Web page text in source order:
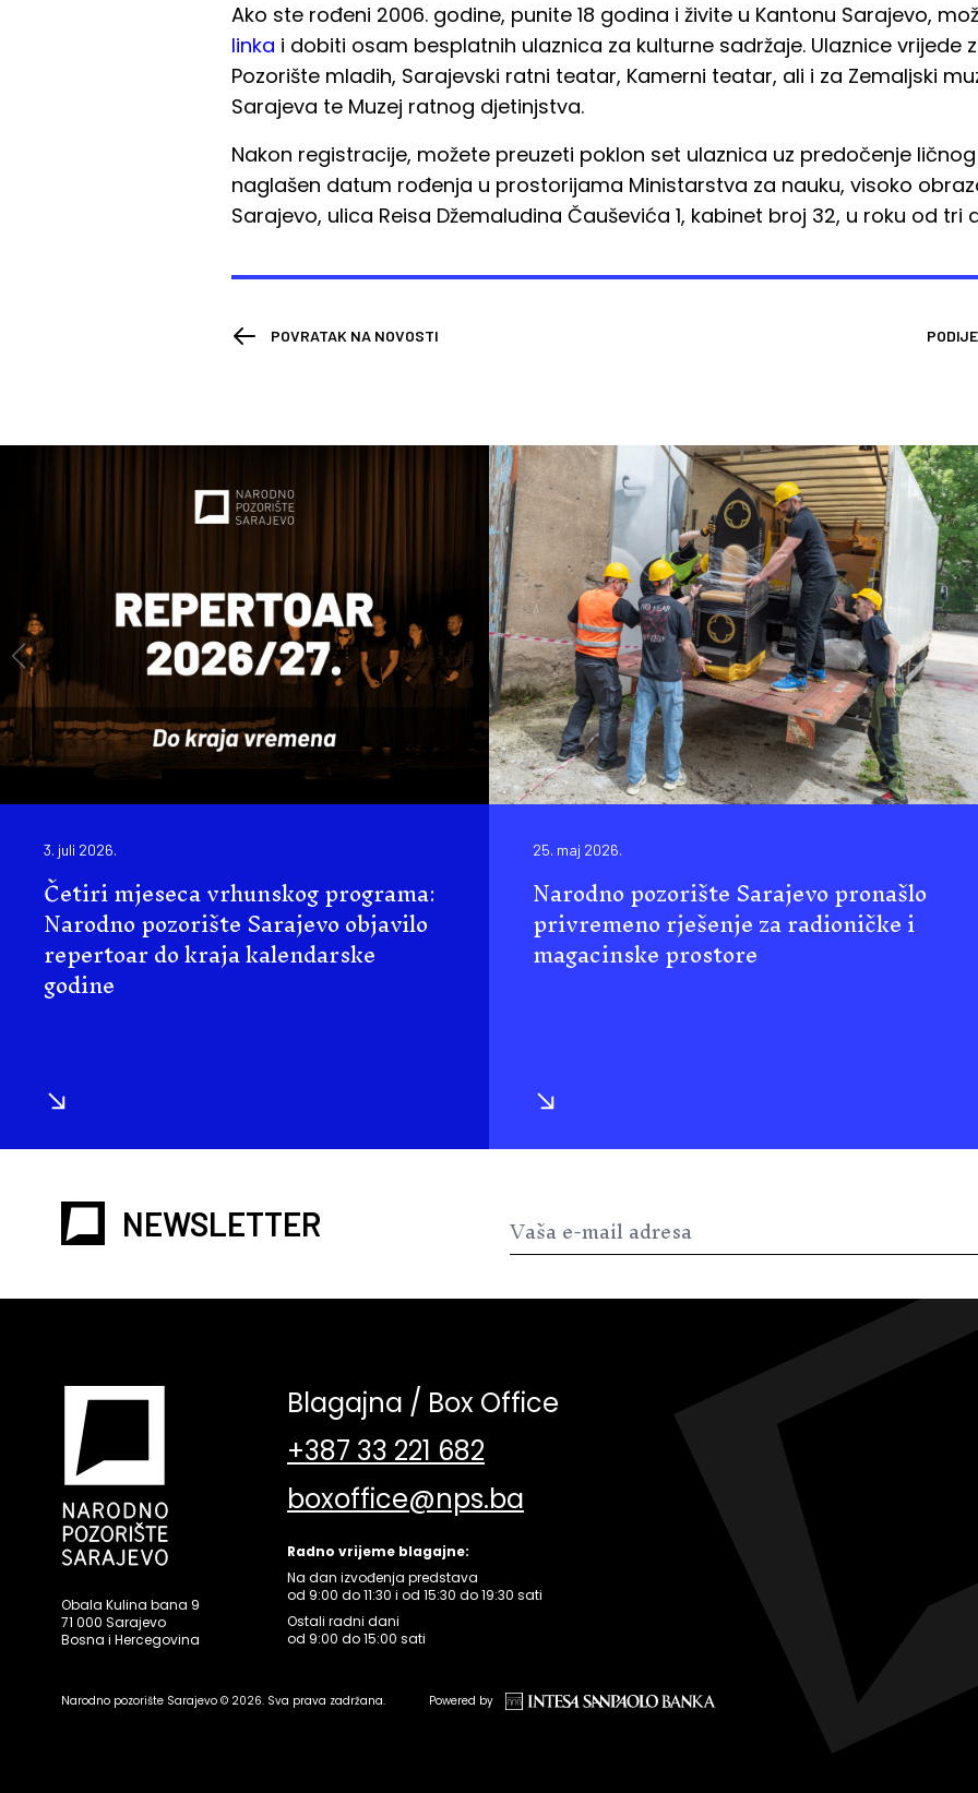
Ako ste rođeni 2006. godine, punite 18 godina i živite u Kantonu Sarajevo,
linka i dobiti osam besplatnih ulaznica za kulturne sadržaje. Ulaznice vrijede
Pozorište mladih, Sarajevski ratni teatar, Kamerni teatar, ali i za Zemaljski
Sarajeva te Muzej ratnog djetinjstva.
Nakon registracije, možete preuzeti poklon set ulaznica uz predočenje
naglašen datum rođenja u prostorijama Ministarstva za nauku, visoko
Sarajevo, ulica Reisa Džemaludina Čauševića 1, kabinet broj 32, u roku od
POVRATAK NA NOVOSTI
3. juli 2026.
Četiri mjeseca vrhunskog programa:
Narodno pozorište Sarajevo objavilo
repertoar do kraja kalendarske
godine
25. maj 2026.
Narodno pozorište Sarajevo pronašlo
privremeno rješenje za radioničke i
magacinske prostore
NEWSLETTER
Obala Kulina bana 9
71 000 Sarajevo
Bosna i Hercegovina
Blagajna / Box Office
+387 33 221 682
boxoffice@nps.ba
Radno vrijeme blagajne:
Na dan izvođenja predstava
od 9:00 do 11:30 i od 15:30 do 19:30 sati
Ostali radni dani
od 9:00 do 15:00 sati
Powered by
Narodno pozorište Sarajevo © 2026. Sva prava zadržana.